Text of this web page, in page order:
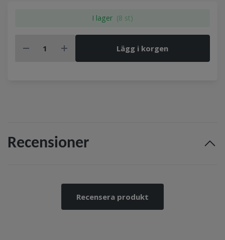
I lager (8 st)
Lägg i korgen
Recensioner
Recensera produkt